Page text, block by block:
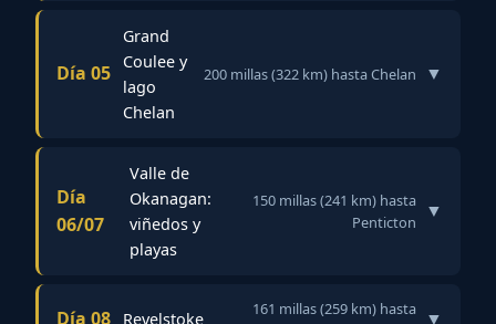
Día 05
Grand
Coulee y
lago
Chelan
200 millas (322 km) hasta Chelan ▼
Día
06/07
Valle de
Okanagan:
viñedos y
playas
150 millas (241 km) hasta
Penticton
▼
Día 08 Revelstoke
161 millas (259 km) hasta
▼